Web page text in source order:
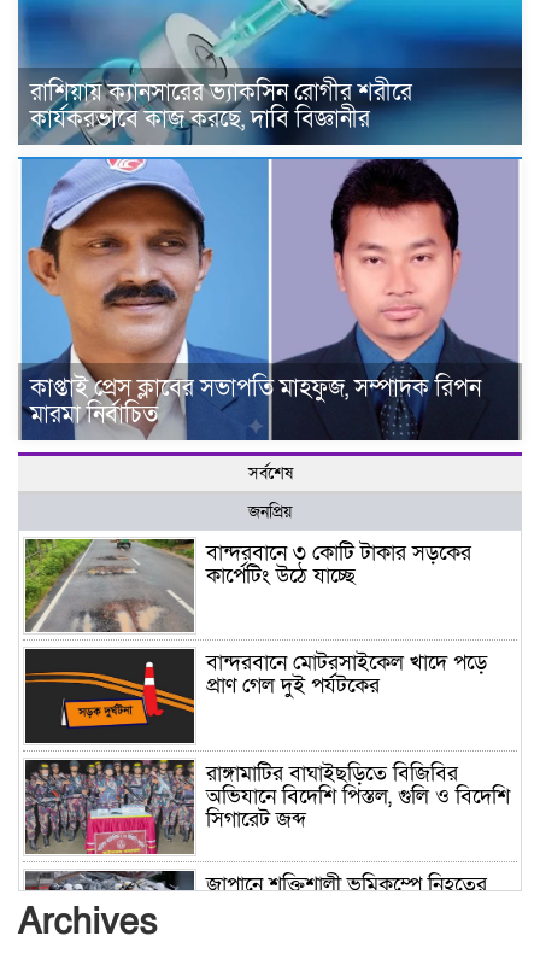
রাশিয়ায় ক্যানসারের ভ্যাকসিন রোগীর শরীরে
কার্যকরভাবে কাজ করছে, দাবি বিজ্ঞানীর
কাপ্তাই প্রেস ক্লাবের সভাপতি মাহফুজ, সম্পাদক রিপন
মারমা নির্বাচিত
সর্বশেষ
জনপ্রিয়
বান্দরবানে ৩ কোটি টাকার সড়কের
কার্পেটিং উঠে যাচ্ছে
বান্দরবানে মোটরসাইকেল খাদে পড়ে
প্রাণ গেল দুই পর্যটকের
রাঙ্গামাটির বাঘাইছড়িতে বিজিবির
অভিযানে বিদেশি পিস্তল, গুলি ও বিদেশি
সিগারেট জব্দ
জাপানে শক্তিশালী ভূমিকম্পে নিহতের
Archives